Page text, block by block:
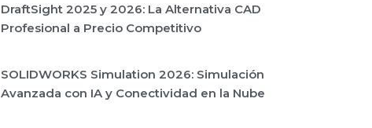
DraftSight 2025 y 2026: La Alternativa CAD
Profesional a Precio Competitivo
SOLIDWORKS Simulation 2026: Simulación
Avanzada con IA y Conectividad en la Nube